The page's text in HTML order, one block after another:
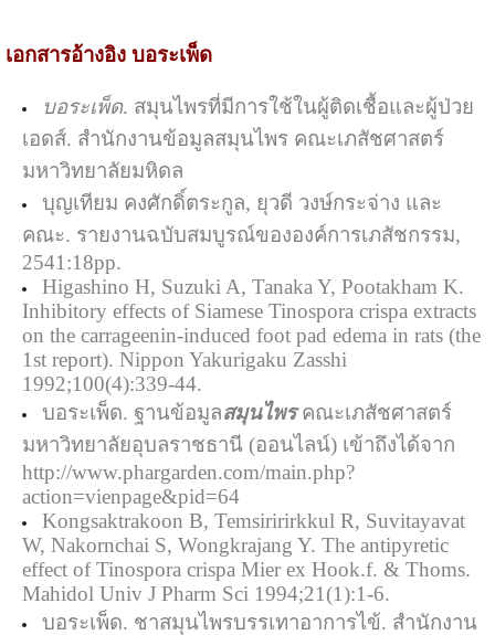
เอกสารอ้างอิง บอระเพ็ด
บอระเพ็ด. สมุนไพรที่มีการใช้ในผู้ติดเชื้อและผู้ป่วย
เอดส์. สำนักงานข้อมูลสมุนไพร คณะเภสัชศาสตร์
มหาวิทยาลัยมหิดล
บุญเทียม คงศักดิ์ตระกูล, ยุวดี วงษ์กระจ่าง และ
คณะ. รายงานฉบับสมบูรณ์ขององค์การเภสัชกรรม,
2541:18pp.
Higashino H, Suzuki A, Tanaka Y, Pootakham K.
Inhibitory effects of Siamese Tinospora crispa extracts
on the carrageenin-induced foot pad edema in rats (the
1st report). Nippon Yakurigaku Zasshi
1992;100(4):339-44.
บอระเพ็ด. ฐานข้อมูลสมุนไพรคณะเภสัชศาสตร์
มหาวิทยาลัยอุบลราชธานี (ออนไลน์) เข้าถึงได้จาก
http://www.phargarden.com/main.php?
action=vienpage&pid=64
Kongsaktrakoon B, Temsiririrkkul R, Suvitayavat
W, Nakornchai S, Wongkrajang Y. The antipyretic
effect of Tinospora crispa Mier ex Hook.f. & Thoms.
Mahidol Univ J Pharm Sci 1994;21(1):1-6.
บอระเพ็ด. ชาสมุนไพรบรรเทาอาการไข้. สำนักงาน